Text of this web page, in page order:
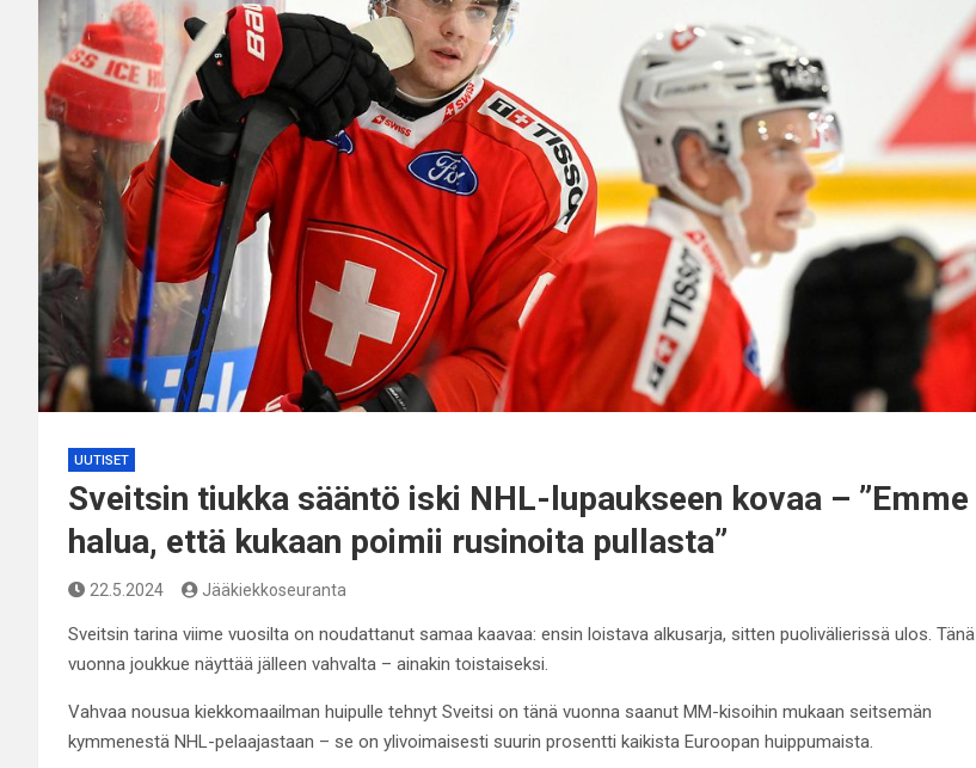
UUTISET
Sveitsin tiukka sääntö iski NHL-lupaukseen kovaa – ”Emme
halua, että kukaan poimii rusinoita pullasta”
22.5.2024 Jääkiekkoseuranta
Sveitsin tarina viime vuosilta on noudattanut samaa kaavaa: ensin loistava alkusarja, sitten puolivälierissä ulos. Tänä
vuonna joukkue näyttää jälleen vahvalta – ainakin toistaiseksi.
Vahvaa nousua kiekkomaailman huipulle tehnyt Sveitsi on tänä vuonna saanut MM-kisoihin mukaan seitsemän
kymmenestä NHL-pelaajastaan – se on ylivoimaisesti suurin prosentti kaikista Euroopan huippumaista.